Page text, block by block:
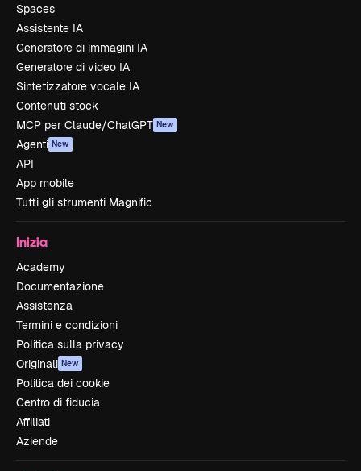
Spaces
Assistente IA
Generatore di immagini IA
Generatore di video IA
Sintetizzatore vocale IA
Contenuti stock
MCP per Claude/ChatGPT New
Agenti New
API
App mobile
Tutti gli strumenti Magnific
Inizia
Academy
Documentazione
Assistenza
Termini e condizioni
Politica sulla privacy
Originali New
Politica dei cookie
Centro di fiducia
Affiliati
Aziende